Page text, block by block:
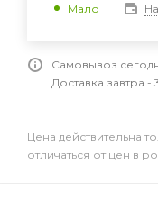
Мало
Самовывоз
Доставка завтра -
Цена действительна
отличаться от цен в